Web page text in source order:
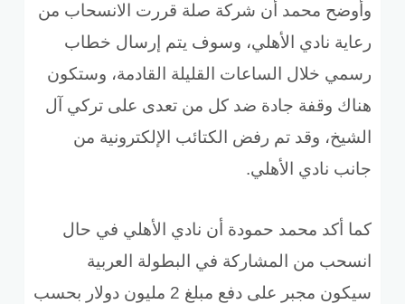
وأوضح محمد أن شركة صلة قررت الانسحاب من
رعاية نادي الأهلي، وسوف يتم إرسال خطاب
رسمي خلال الساعات القليلة القادمة، وستكون
هناك وقفة جادة ضد كل من تعدى على تركي آل
الشيخ، وقد تم رفض
الكتائب الإلكترونية من
جانب نادي الأهلي.
كما أكد محمد حمودة أن نادي الأهلي في حال
انسحب من المشاركة في البطولة العربية
سيكون مجبر على دفع مبلغ 2 مليون دولار بحسب